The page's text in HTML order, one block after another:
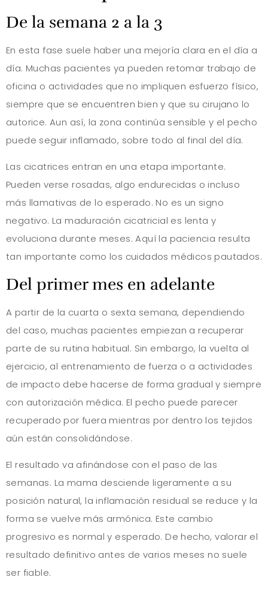
De la semana 2 a la 3
En esta fase suele haber una mejoría clara en el día a
día. Muchas pacientes ya pueden retomar trabajo de
oficina o actividades que no impliquen esfuerzo físico,
siempre que se encuentren bien y que su cirujano lo
autorice. Aun así, la zona continúa sensible y el pecho
puede seguir inflamado, sobre todo al final del día.
Las cicatrices entran en una etapa importante.
Pueden verse rosadas, algo endurecidas o incluso
más llamativas de lo esperado. No es un signo
negativo. La maduración cicatricial es lenta y
evoluciona durante meses. Aquí la paciencia resulta
tan importante como los cuidados médicos pautados.
Del primer mes en adelante
A partir de la cuarta o sexta semana, dependiendo
del caso, muchas pacientes empiezan a recuperar
parte de su rutina habitual. Sin embargo, la vuelta al
ejercicio, al entrenamiento de fuerza o a actividades
de impacto debe hacerse de forma gradual y siempre
con autorización médica. El pecho puede parecer
recuperado por fuera mientras por dentro los tejidos
aún están consolidándose.
El resultado va afinándose con el paso de las
semanas. La mama desciende ligeramente a su
posición natural, la inflamación residual se reduce y la
forma se vuelve más armónica. Este cambio
progresivo es normal y esperado. De hecho, valorar el
resultado definitivo antes de varios meses no suele
ser fiable.